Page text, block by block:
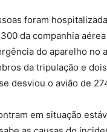
foram
da companhia
do aparelho no
da tripulação e
desviou o avião de
em situação